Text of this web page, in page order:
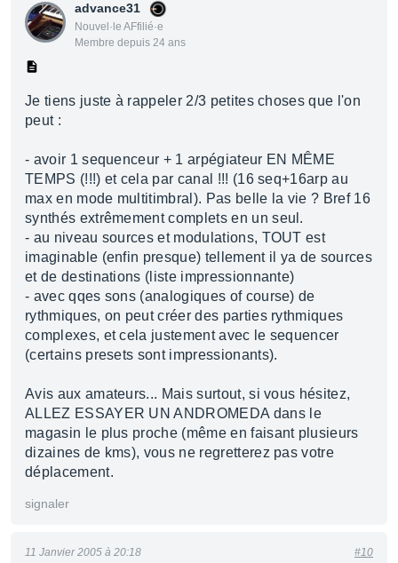
advance31
Nouvel·le AFfilié·e
Membre depuis 24 ans
Je tiens juste à rappeler 2/3 petites choses que l'on
peut :
- avoir 1 sequenceur + 1 arpégiateur EN MÊME
TEMPS (!!!) et cela par canal !!! (16 seq+16arp au
max en mode multitimbral). Pas belle la vie ? Bref 16
synthés extrêmement complets en un seul.
- au niveau sources et modulations, TOUT est
imaginable (enfin presque) tellement il ya de sources
et de destinations (liste impressionnante)
- avec qqes sons (analogiques of course) de
rythmiques, on peut créer des parties rythmiques
complexes, et cela justement avec le sequencer
(certains presets sont impressionants).
Avis aux amateurs... Mais surtout, si vous hésitez,
ALLEZ ESSAYER UN ANDROMEDA dans le
magasin le plus proche (même en faisant plusieurs
dizaines de kms), vous ne regretterez pas votre
déplacement.
signaler
11 Janvier 2005 à 20:18 #10